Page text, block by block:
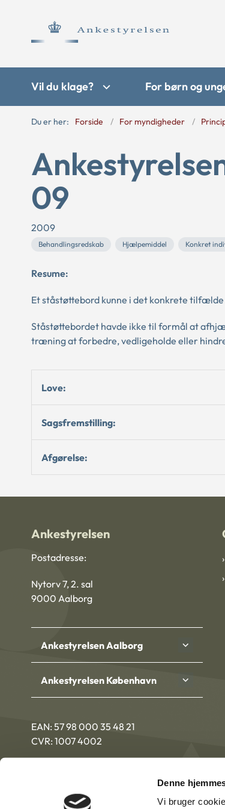
Denne
Vi bruger
Vil du klage? For børn og
Du er her: Forside For myndigheder
09
2009
Behandlingsredskab Hjælpemiddel Konkret
Resume:
Et ståstøttebord kunne i det konkrete
Ståstøttebordet havde ikke til formål at
træning at forbedre, vedligeholde eller
Love:
Sagsfremstilling:
Afgørelse:
Ankestyrelsen
Postadresse:
Nytorv 7, 2. sal
9000 Aalborg
Ankestyrelsen Aalborg
Ankestyrelsen København
EAN: 57 98 000 35 48 21
CVR: 1007 4002